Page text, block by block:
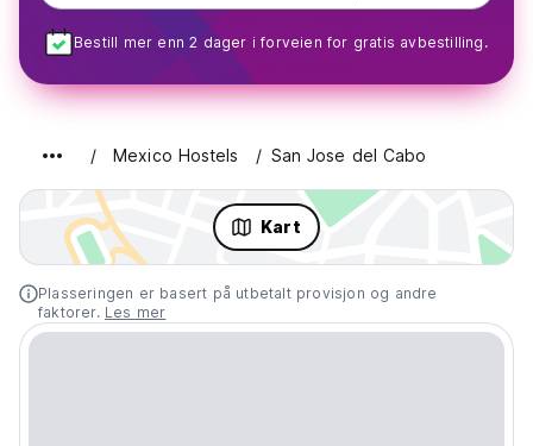
Bestill mer enn 2 dager i forveien for gratis avbestilling.
Mexico Hostels San Jose del Cabo
Kart
Plasseringen er basert på utbetalt provisjon og andre
faktorer. Les mer